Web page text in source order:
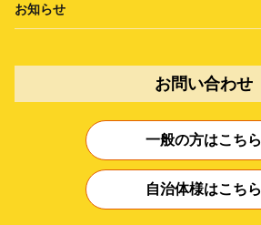
お知らせ
お問い合わせ
一般の方はこちら
自治体様はこちら